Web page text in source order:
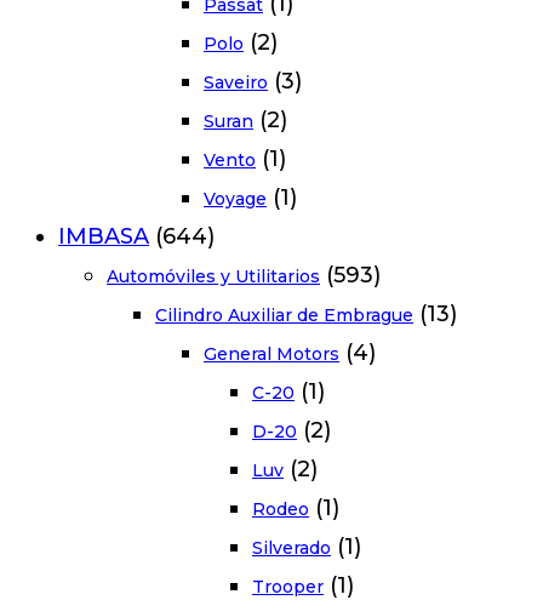
Polo (2)
Saveiro (3)
Suran (2)
Vento (1)
Voyage (1)
IMBASA (644)
Automóviles y Utilitarios (593)
Cilindro Auxiliar de Embrague (13)
General Motors (4)
C-20 (1)
D-20 (2)
Luv (2)
Rodeo (1)
Silverado (1)
Trooper (1)